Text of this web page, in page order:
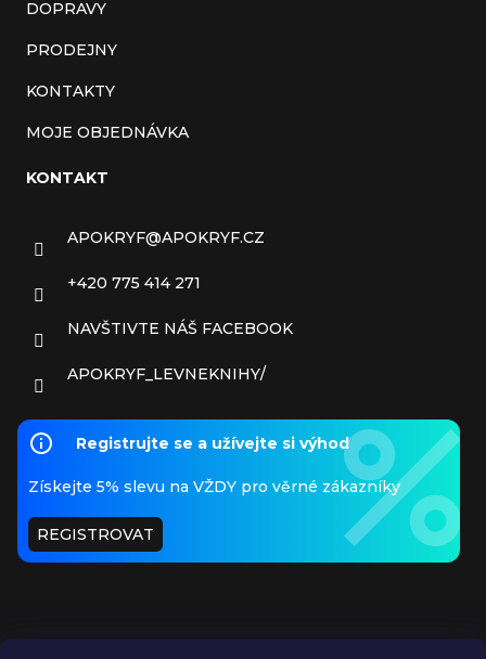
DOPRAVY
PRODEJNY
KONTAKTY
MOJE OBJEDNÁVKA
KONTAKT
APOKRYF@APOKRYF.CZ
+420 775 414 271
NAVŠTIVTE NÁŠ FACEBOOK
APOKRYF_LEVNEKNIHY/
Registrujte se a užívejte si výhod
Získejte 5% slevu na VŽDY pro věrné zákazníky
REGISTROVAT